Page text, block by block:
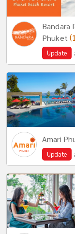
Bandara
Phuket
Update
Amari
Update